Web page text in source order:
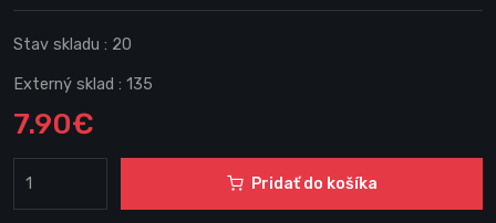
Stav skladu : 20
Externý sklad : 135
7.90€
Pridať do košíka